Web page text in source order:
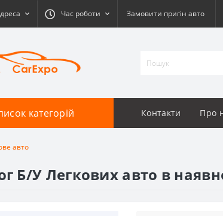
Час роботи Замовити пригін авто
категорій Контакти Про
авто
Б/У Легкових авто в